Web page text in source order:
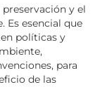
y el
Es esencial que
políticas y
para
de las